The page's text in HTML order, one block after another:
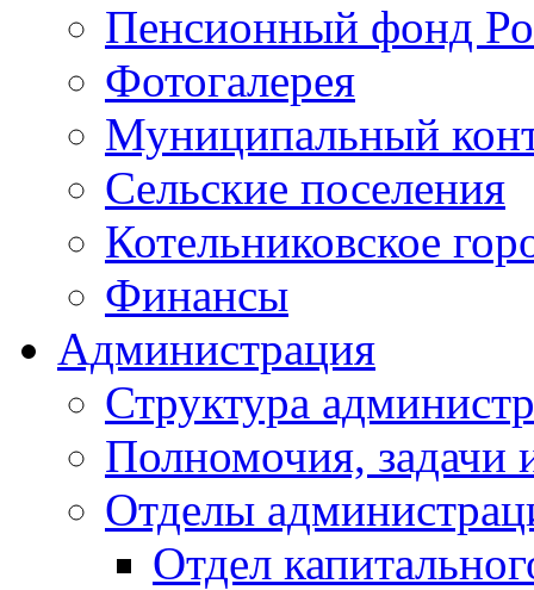
Пенсионный фонд
Фотогалерея
Муниципальный
Сельские поселения
Котельниковское
Финансы
Администрация
Структура
Полномочия, задачи
Отделы
Отдел